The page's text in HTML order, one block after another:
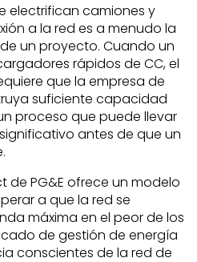
electrifican camiones y
a la red es a menudo la
un proyecto. Cuando un
rápidos de CC, el
que la empresa de
suficiente capacidad
proceso que puede llevar
antes de que un
de PG&E ofrece un modelo
a que la red se
máxima en el peor de los
de gestión de energía
conscientes de la red de